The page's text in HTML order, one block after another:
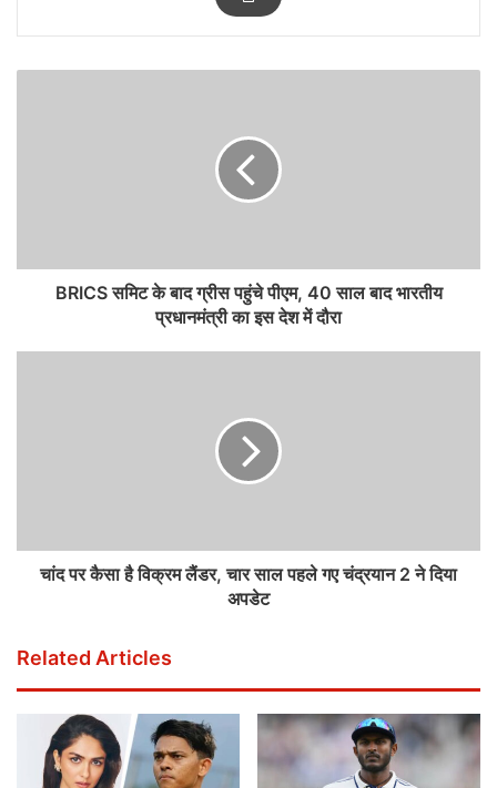
BRICS समिट के बाद ग्रीस पहुंचे पीएम, 40 साल बाद भारतीय
प्रधानमंत्री का इस देश में दौरा
चांद पर कैसा है विक्रम लैंडर, चार साल पहले गए चंद्रयान 2 ने दिया
अपडेट
Related Articles